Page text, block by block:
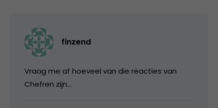
finzend
Vraag me af hoeveel van die reacties van
Chefren zijn…